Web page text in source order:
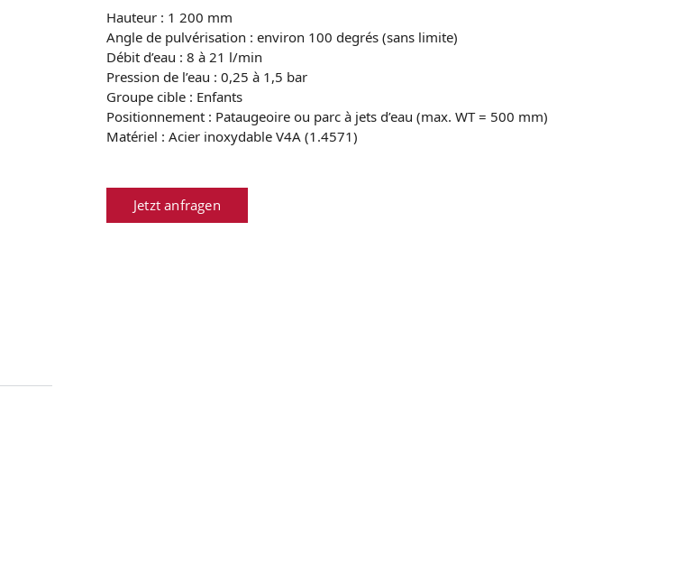
Hauteur : 1 200 mm
Angle de pulvérisation : environ 100 degrés (sans limite)
Débit d’eau : 8 à 21 l/min
Pression de l’eau : 0,25 à 1,5 bar
Groupe cible : Enfants
Positionnement : Pataugeoire ou parc à jets d’eau (max. WT = 500 mm)
Matériel : Acier inoxydable V4A (1.4571)
Jetzt anfragen